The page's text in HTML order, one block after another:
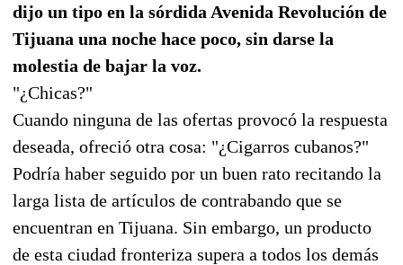
dijo un tipo en la sórdida Avenida Revolución de
Tijuana una noche hace poco, sin darse la
molestia de bajar la voz.
"¿Chicas?"
Cuando ninguna de las ofertas provocó la respuesta
deseada, ofreció otra cosa: "¿Cigarros cubanos?"
Podría haber seguido por un buen rato recitando la
larga lista de artículos de contrabando que se
encuentran en Tijuana. Sin embargo, un producto
de esta ciudad fronteriza supera a todos los demás